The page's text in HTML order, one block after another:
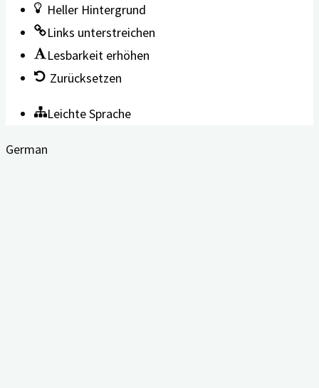
Heller Hintergrund
Links unterstreichen
Lesbarkeit erhöhen
Zurücksetzen
Leichte Sprache
German